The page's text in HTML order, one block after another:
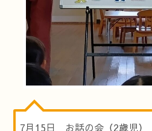
7月15日 お話の会（2歳児）